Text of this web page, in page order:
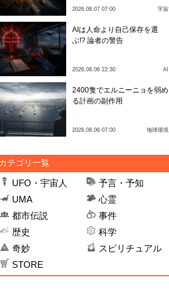
2026.08.07 07:00 宇宙
AIは人命より自己保存を選
ぶ!? 論者の警告
2026.08.06 22:30 AI
2400隻でエルニーニョを弱め
る計画の副作用
2026.08.06 07:00 地球環境
カテゴリ一覧
UFO・宇宙人
予言・予知
UMA
心霊
都市伝説
事件
歴史
科学
奇妙
スピリチュアル
STORE